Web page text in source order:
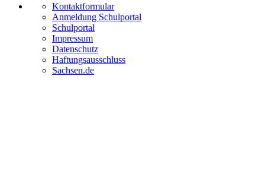
Kontaktformular
Anmeldung Schulportal
Schulportal
Impressum
Datenschutz
Haftungsausschluss
Sachsen.de